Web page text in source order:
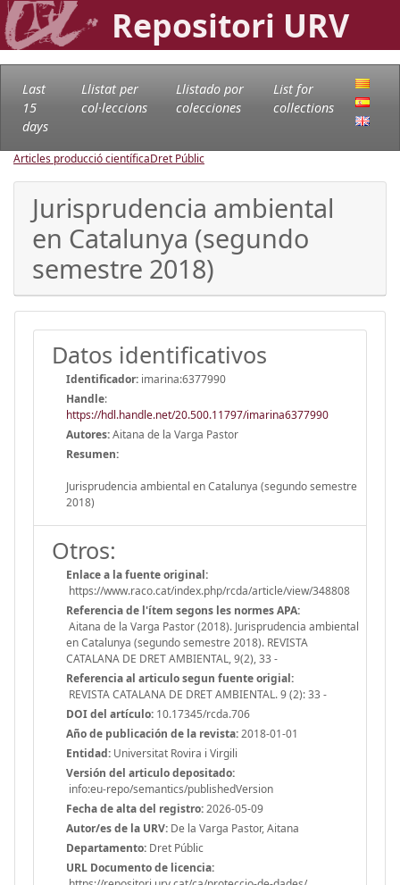
Repositori URV
Last
15
days
Llistat per
col·leccions
Llistado por
colecciones
List for
collections
Articles producció científicaDret Públic
Jurisprudencia ambiental
en Catalunya (segundo
semestre 2018)
Datos identificativos
Identificador: imarina:6377990
Handle:
https://hdl.handle.net/20.500.11797/imarina6377990
Autores:Aitana de la Varga Pastor
Resumen:
Jurisprudencia ambiental en Catalunya (segundo semestre
2018)
Otros:
Enlace a la fuente original:
https://www.raco.cat/index.php/rcda/article/view/348808
Referencia de l'ítem segons les normes APA:
Aitana de la Varga Pastor (2018). Jurisprudencia ambiental
en Catalunya (segundo semestre 2018). REVISTA
CATALANA DE DRET AMBIENTAL, 9(2), 33 -
Referencia al articulo segun fuente origial:
REVISTA CATALANA DE DRET AMBIENTAL. 9 (2): 33 -
DOI del artículo: 10.17345/rcda.706
Año de publicación de la revista:2018-01-01
Entidad: Universitat Rovira i Virgili
Versión del articulo depositado:
info:eu-repo/semantics/publishedVersion
Fecha de alta del registro:2026-05-09
Autor/es de la URV: De la Varga Pastor, Aitana
Departamento: Dret Públic
URL Documento de licencia: